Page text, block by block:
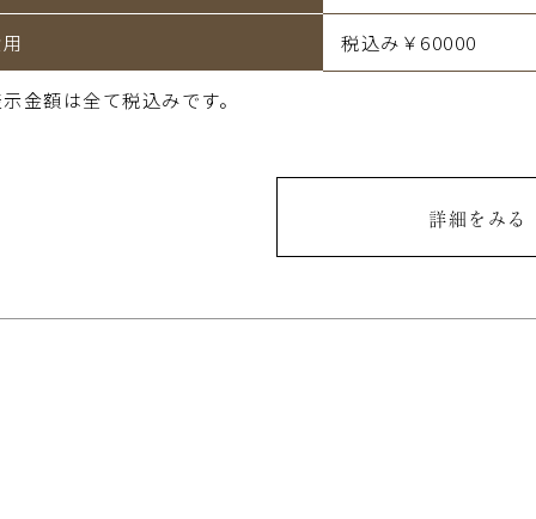
税込み￥60000
金額は全て税込みです。
詳細をみる